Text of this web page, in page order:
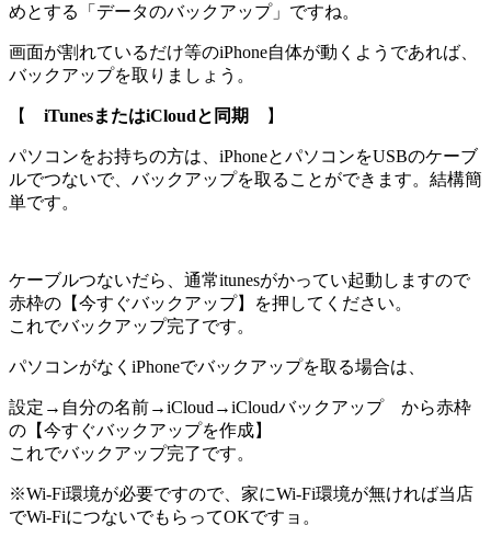
めとする「データのバックアップ」ですね。
画面が割れているだけ等のiPhone自体が動くようであれば、
バックアップを取りましょう。
【 iTunesまたはiCloudと同期 】
パソコンをお持ちの方は、iPhoneとパソコンをUSBのケーブ
ルでつないで、バックアップを取ることができます。結構簡
単です。
ケーブルつないだら、通常itunesがかってい起動しますので
赤枠の【今すぐバックアップ】を押してください。
これでバックアップ完了です。
パソコンがなくiPhoneでバックアップを取る場合は、
設定→自分の名前→iCloud→iCloudバックアップ から赤枠
の【今すぐバックアップを作成】
これでバックアップ完了です。
※Wi-Fi環境が必要ですので、家にWi-Fi環境が無ければ当店
でWi-FiにつないでもらってOKですョ。